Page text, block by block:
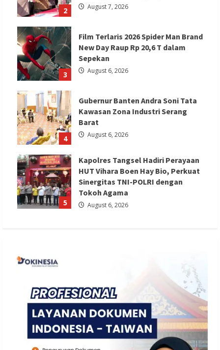
2 August 7, 2026
3
Film Terlaris 2026 Spider Man Brand
New Day Raup Rp 20,6 T dalam
Sepekan
August 6, 2026
4
Gubernur Banten Andra Soni Tata
Kawasan Zona Industri Serang
Barat
August 6, 2026
5
Kapolres Tangsel Hadiri Perayaan
HUT Vihara Boen Hay Bio, Perkuat
Sinergitas TNI-POLRI dengan
Tokoh Agama
August 6, 2026